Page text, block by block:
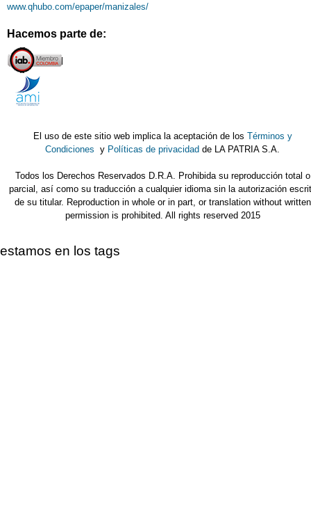
www.qhubo.com/epaper/manizales/
Hacemos parte de:
El uso de este sitio web implica la aceptación de los Términos y
Condiciones y Políticas de privacidad de LA PATRIA S.A.
Todos los Derechos Reservados D.R.A. Prohibida su reproducción total o
parcial, así como su traducción a cualquier idioma sin la autorización
de su titular. Reproduction in whole or in part, or translation without written
permission is prohibited. All rights reserved 2015
estamos en los tags